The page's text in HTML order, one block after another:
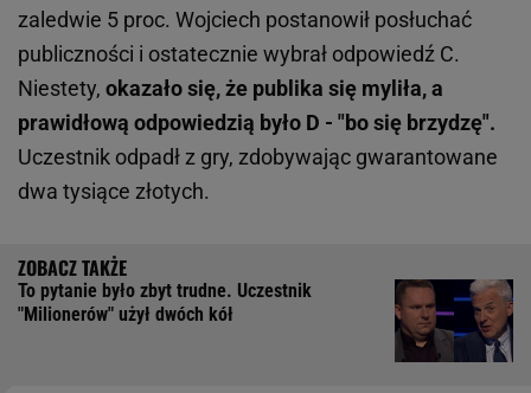
zaledwie 5 proc. Wojciech postanowił posłuchać
publiczności i ostatecznie wybrał odpowiedź C.
Niestety, okazało się, że publika się myliła, a
prawidłową odpowiedzią było D - "bo się brzydzę".
Uczestnik odpadł z gry, zdobywając gwarantowane
dwa tysiące złotych.
To pytanie było zbyt trudne. Uczestnik
"Milionerów" użył dwóch kół